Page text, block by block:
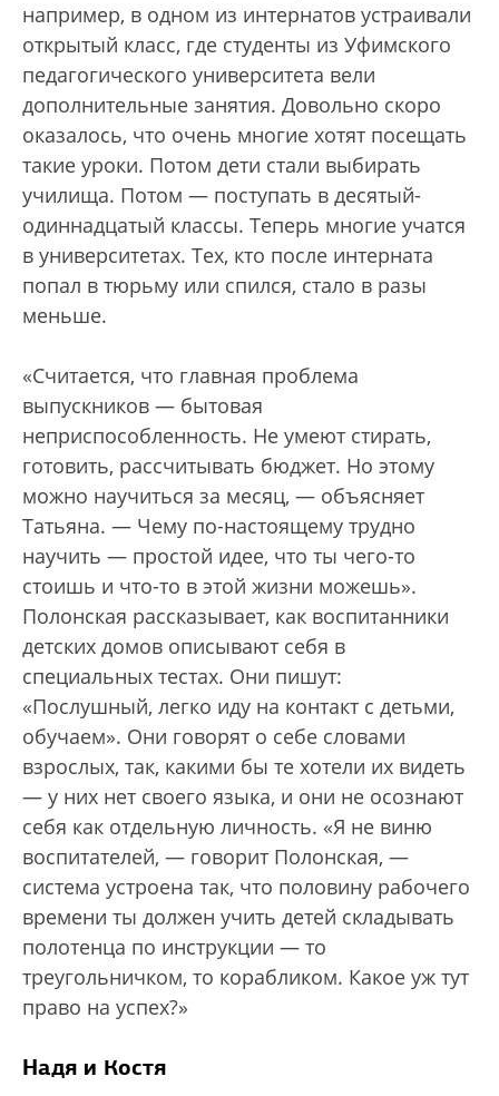
например, в одном из интернатов устраивали
открытый класс, где студенты из Уфимского
педагогического университета вели
дополнительные занятия. Довольно скоро
оказалось, что очень многие хотят посещать
такие уроки. Потом дети стали выбирать
училища. Потом — поступать в десятый-
одиннадцатый классы. Теперь многие учатся
в университетах. Тех, кто после интерната
попал в тюрьму или спился, стало в разы
меньше.
«Считается, что главная проблема
выпускников — бытовая
неприспособленность. Не умеют стирать,
готовить, рассчитывать бюджет. Но этому
можно научиться за месяц, — объясняет
Татьяна. — Чему по-настоящему трудно
научить — простой идее, что ты чего-то
стоишь и что-то в этой жизни можешь».
Полонская рассказывает, как воспитанники
детских домов описывают себя в
специальных тестах. Они пишут:
«Послушный, легко иду на контакт с детьми,
обучаем». Они говорят о себе словами
взрослых, так, какими бы те хотели их видеть
— у них нет своего языка, и они не осознают
себя как отдельную личность. «Я не виню
воспитателей, — говорит Полонская, —
система устроена так, что половину рабочего
времени ты должен учить детей складывать
полотенца по инструкции — то
треугольничком, то корабликом. Какое уж тут
право на успех?»
Надя и Костя